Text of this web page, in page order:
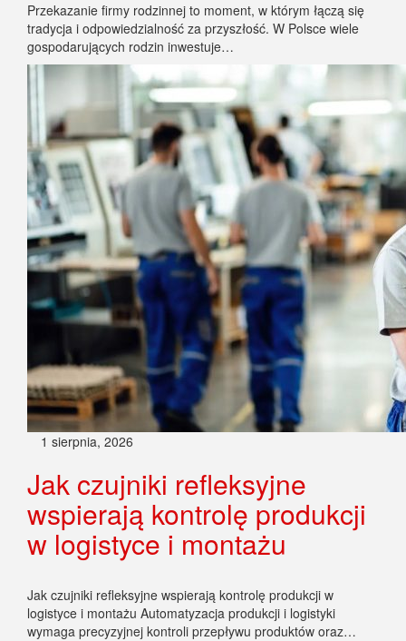
Przekazanie firmy rodzinnej to moment, w którym łączą się
tradycja i odpowiedzialność za przyszłość. W Polsce wiele
gospodarujących rodzin inwestuje…
1 sierpnia, 2026
Jak czujniki refleksyjne
wspierają kontrolę produkcji
w logistyce i montażu
Jak czujniki refleksyjne wspierają kontrolę produkcji w
logistyce i montażu Automatyzacja produkcji i logistyki
wymaga precyzyjnej kontroli przepływu produktów oraz…